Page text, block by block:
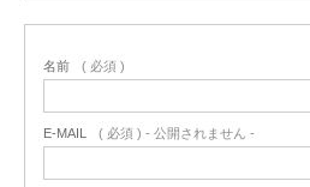
名前 ( 必須 )
E-MAIL ( 必須 ) - 公開されません -